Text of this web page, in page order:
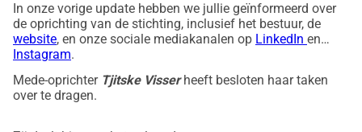
In onze vorige update hebben we jullie geïnformeerd over
de oprichting van de stichting, inclusief het bestuur, de
website, en onze sociale mediakanalen op LinkedIn en
Instagram.
Mede-oprichter Tjitske Visserheeft besloten haar taken
over te dragen.